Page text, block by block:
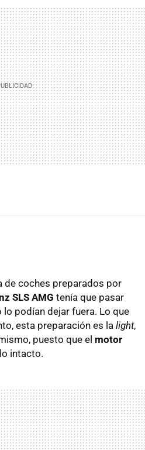
de coches preparados por
SLS AMG tenía que pasar
podían dejar fuera. Lo que
esta preparación es la light,
puesto que el motor
intacto.